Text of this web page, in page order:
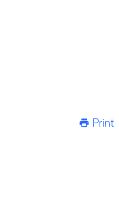
ic-printer Print